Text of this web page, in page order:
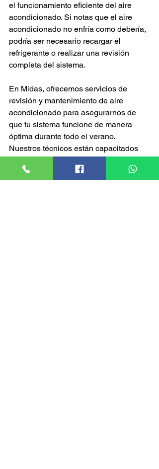
el funcionamiento eficiente del aire
acondicionado. Si notas que el aire
acondicionado no enfría como debería,
podría ser necesario recargar el
refrigerante o realizar una revisión
completa del sistema.
En Midas, ofrecemos servicios de
revisión y mantenimiento de aire
acondicionado para asegurarnos de
que tu sistema funcione de manera
óptima durante todo el verano.
Nuestros técnicos están capacitados
problema en el aire acondicionado,